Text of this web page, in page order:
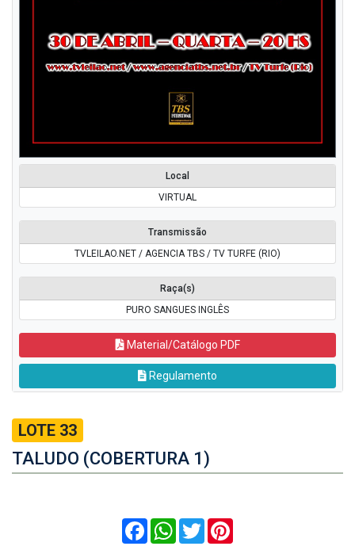
Local
VIRTUAL
Transmissão
TVLEILAO.NET / AGENCIA TBS / TV TURFE (RIO)
Raça(s)
PURO SANGUES INGLÊS
Material/Catálogo PDF
Regulamento
LOTE 33
TALUDO (COBERTURA 1)
FacebookWhatsApp
Twitter